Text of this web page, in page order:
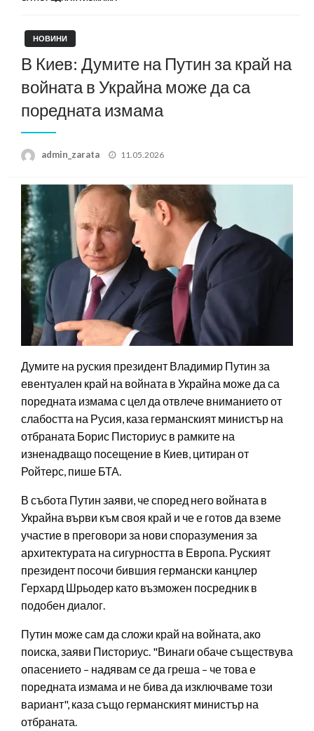
НОВИНИ
В Киев: Думите на Путин за край на
войната в Украйна може да са
поредната измама
admin_zarata
Posted
11.05.2026
Думите на руския президент Владимир Путин за
евентуален край на войната в Украйна може да са
поредната измама с цел да отвлече вниманието от
слабостта на Русия, каза германският министър на
отбраната Борис Писториус в рамките на
изненадващо посещение в Киев, цитиран от
Ройтерс, пише БТА.
В събота Путин заяви, че според него войната в
Украйна върви към своя край и че е готов да вземе
участие в преговори за нови споразумения за
архитектурата на сигурността в Европа. Руският
президент посочи бившия германски канцлер
Герхард Шрьодер като възможен посредник в
подобен диалог.
Путин може сам да сложи край на войната, ако
поиска, заяви Писториус. "Винаги обаче съществува
опасението – надявам се да греша – че това е
поредната измама и не бива да изключваме този
вариант", каза също германският министър на
отбраната.